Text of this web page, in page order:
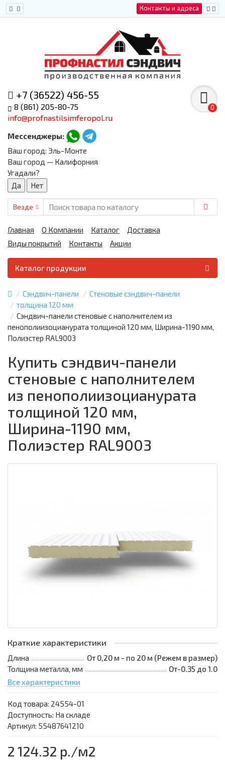
Контакты и адреса
+7 (36522) 456-55
8 (861) 205-80-75
info@profnastilsimferopol.ru
Мессенджеры:
0
Ваш город: Эль-Монте
Ваш город — Калифорния
Угадали?
Везде
Главная О Компании Каталог
Доставка
Виды покрытий
Контакты Акции
Каталог продукции
Сэндвич-панели
Стеновые сэндвич-панели
толщина 120 мм
Сэндвич-панели стеновые с наполнителем из
пенополиизоцианурата толщиной 120 мм, Ширина-1190 мм,
Полиэстер RAL9003
Купить сэндвич-панели
стеновые с наполнителем
из пенополиизоцианурата
толщиной 120 мм,
Ширина-1190 мм,
Полиэстер RAL9003
Краткие характеристики
Длина
От 0,20 м - по 20 м (Режем в размер)
Толщина металла, мм
От-0.35 до 1.0
Все характеристики
Код товара: 24554-01
Доступность: На складе
Артикул: 55487641210
2 124.32 р./м2